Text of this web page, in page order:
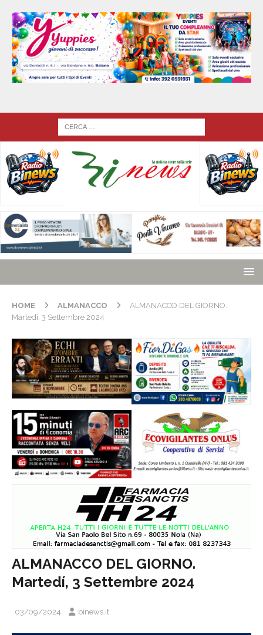
HOME ALMANACCO
ALMANACCO DEL GIORNO.
Martedí, 3 Settembre 2024
ALMANACCO DEL GIORNO.
Martedí, 3 Settembre 2024
03/09/2024 binews.it